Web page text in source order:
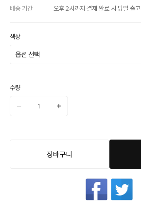
배송 기간 오후 2시까지 결제 완료 시 당일 출고
색상
수량
장바구니